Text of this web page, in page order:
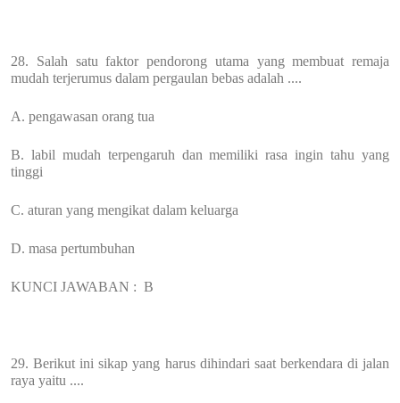
28. Salah satu faktor pendorong utama yang membuat remaja
mudah terjerumus dalam pergaulan bebas adalah ....
A. pengawasan orang tua
B. labil mudah terpengaruh dan memiliki rasa ingin tahu yang
tinggi
C. aturan yang mengikat dalam keluarga
D. masa pertumbuhan
KUNCI JAWABAN : B
29. Berikut ini sikap yang harus dihindari saat berkendara di jalan
raya yaitu ....